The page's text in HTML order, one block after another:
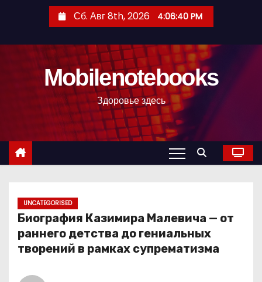
с
Сб. Авг 8th, 2026 4:06:41 PM
Mobilenotebooks
Здоровье здесь
UNCATEGORISED
Биография Казимира Малевича — от
раннего детства до гениальных
творений в рамках супрематизма